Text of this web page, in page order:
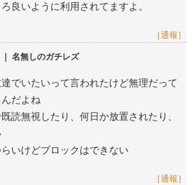
良いように利用されてますよ。
［通報］
名無しのガチレズ
でいたいって言われたけど無理だって
だよね
読無視したり、何日か放置されたり、
いけどブロックはできない
［通報］